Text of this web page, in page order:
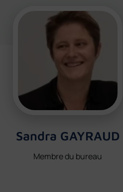
Sandra GAYRAUD
Membre du bureau